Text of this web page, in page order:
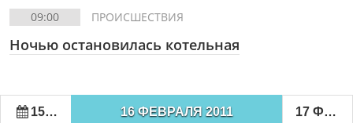
09:00 ПРОИСШЕСТВИЯ
Ночью остановилась котельная
15 ФЕВРАЛЯ 2011 16 ФЕВРАЛЯ 2011 17 ФЕВРАЛЯ 2011